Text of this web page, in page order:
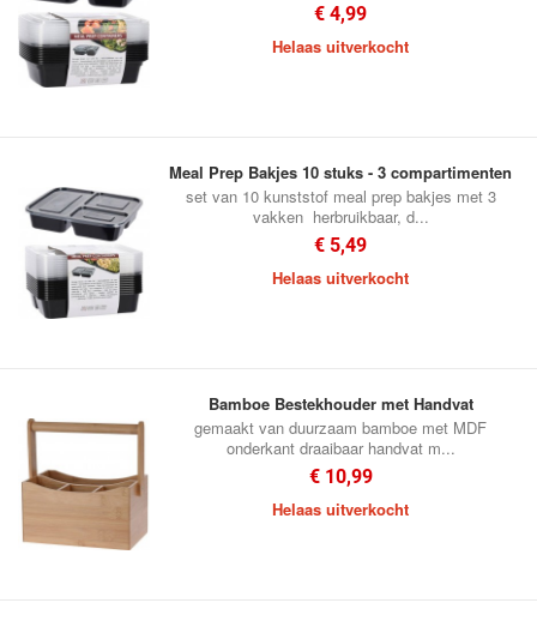
€ 4,99
Helaas uitverkocht
Meal Prep Bakjes 10 stuks - 3 compartimenten
set van 10 kunststof meal prep bakjes met 3
vakken herbruikbaar, d...
€ 5,49
Helaas uitverkocht
Bamboe Bestekhouder met Handvat
gemaakt van duurzaam bamboe met MDF
onderkant draaibaar handvat m...
€ 10,99
Helaas uitverkocht